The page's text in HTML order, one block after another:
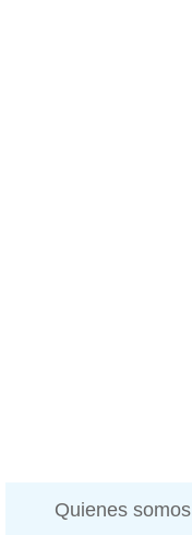
Quienes somos